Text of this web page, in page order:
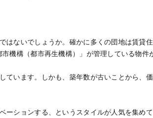
はないでしょうか。確かに多くの団地は賃貸
機構（都市再生機構）」が管理している物件
ています。しかも、築年数が古いことから、
ーションする、というスタイルが人気を集めて